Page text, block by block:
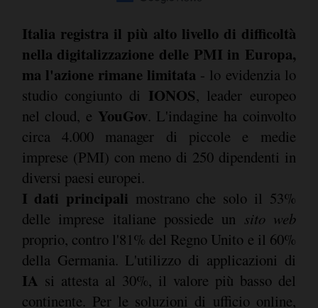
Italia registra il più alto livello di difficoltà
nella digitalizzazione delle PMI in Europa,
ma l'azione rimane limitata - lo evidenzia lo
studio congiunto di IONOS, leader europeo
nel cloud, e YouGov. L'indagine ha coinvolto
circa 4.000 manager di piccole e medie
imprese (PMI) con meno di 250 dipendenti in
diversi paesi europei.
I dati principali mostrano che solo il 53%
delle imprese italiane possiede un sito web
proprio, contro l'81% del Regno Unito e il 60%
della Germania. L'utilizzo di applicazioni di
IA si attesta al 30%, il valore più basso del
continente. Per le soluzioni di ufficio online,